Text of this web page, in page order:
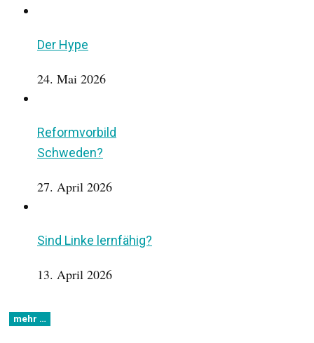
Der Hype
24. Mai 2026
Reformvorbild
Schweden?
27. April 2026
Sind Linke lernfähig?
13. April 2026